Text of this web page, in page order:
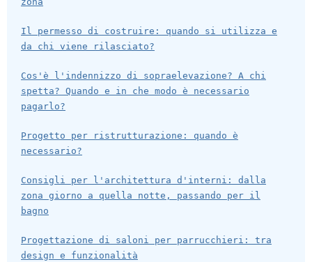
Il permesso di costruire: quando si utilizza e
da chi viene rilasciato?
Cos'è l'indennizzo di sopraelevazione? A chi
spetta? Quando e in che modo è necessario
pagarlo?
Progetto per ristrutturazione: quando è
necessario?
Consigli per l'architettura d'interni: dalla
zona giorno a quella notte, passando per il
bagno
Progettazione di saloni per parrucchieri: tra
design e funzionalità